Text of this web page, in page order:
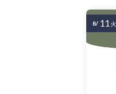
8/ 11 火